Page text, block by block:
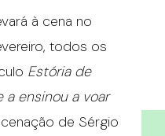
à cena no
todos os
Estória de
ensinou a voar
de Sérgio